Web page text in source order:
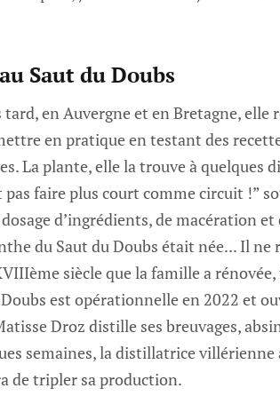
Saut du Doubs
en Auvergne et en Bretagne, elle
en pratique en testant des
La plante, elle la trouve à quelques
pas faire plus court comme circuit !”
dosage d’ingrédients, de macération
du Saut du Doubs était née... Il
siècle que la famille a
est opérationnelle en 2022 et
Droz distille ses breuvages,
semaines, la distillatrice
de tripler sa production.